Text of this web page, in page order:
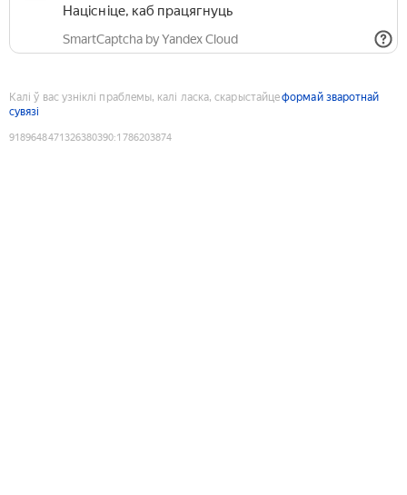
Націсніце, каб працягнуць
SmartCaptcha by Yandex Cloud
Калі ў вас узніклі праблемы, калі ласка, скарыстайцеформай зваротнай
сувязі
9189648471326380390:1786203874